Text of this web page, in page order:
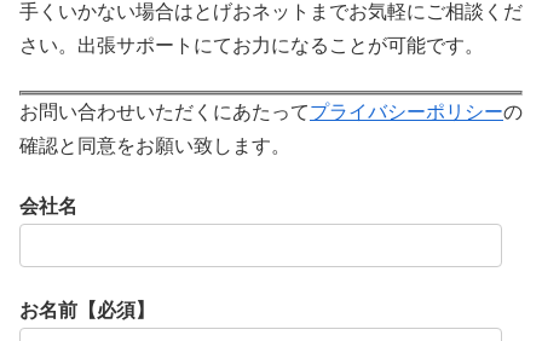
手くいかない場合はとげおネットまでお気軽にご相談くだ
さい。出張サポートにてお力になることが可能です。
お問い合わせいただくにあたってプライバシーポリシーの
確認と同意をお願い致します。
会社名
お名前【必須】